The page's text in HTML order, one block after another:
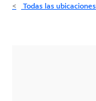
Todas las ubicaciones